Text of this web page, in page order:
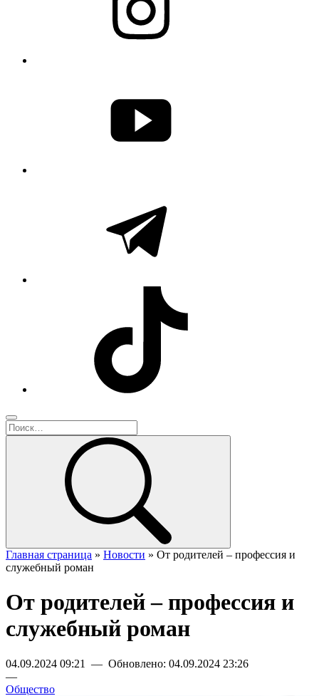
Главная страница » Новости » От родителей – профессия и
служебный роман
От родителей – профессия и
служебный роман
04.09.2024 09:21 — Обновлено: 04.09.2024 23:26
—
Общество